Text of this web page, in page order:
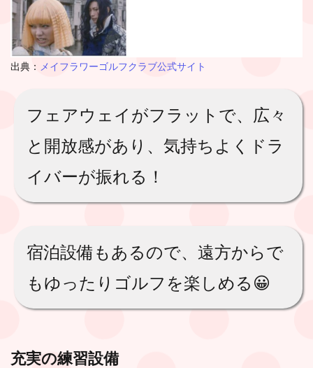
出典： メイフラワーゴルフクラブ公式サイト
フェアウェイがフラットで、広々
と開放感があり、気持ちよくドラ
イバーが振れる！
宿泊設備もあるので、遠方からで
もゆったりゴルフを楽しめる😀
充実の練習設備